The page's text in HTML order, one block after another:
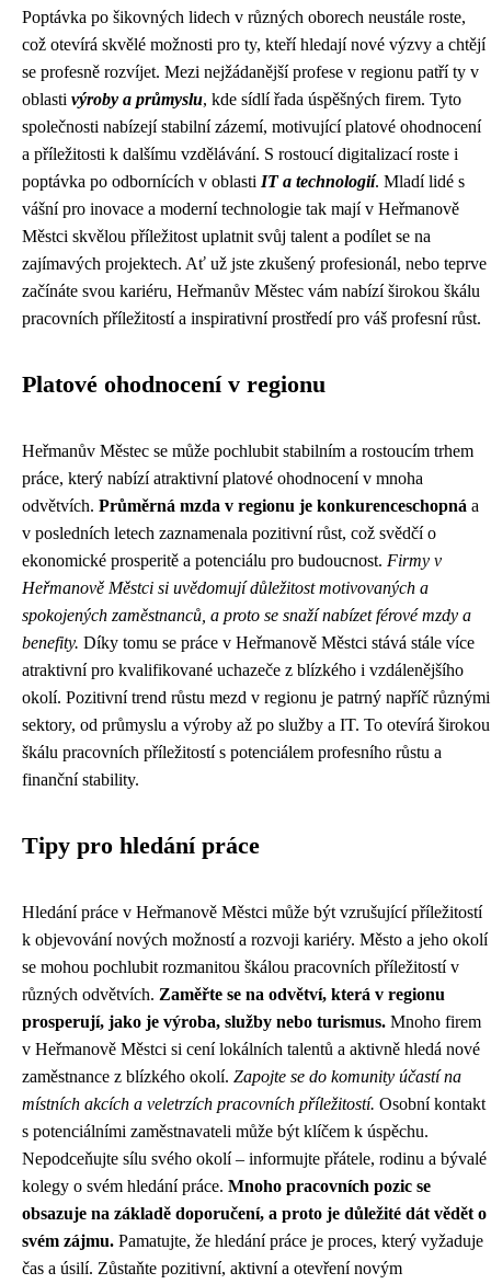
Poptávka po šikovných lidech v různých oborech neustále roste,
což otevírá skvělé možnosti pro ty, kteří hledají nové výzvy a chtějí
se profesně rozvíjet. Mezi nejžádanější profese v regionu patří ty v
oblasti výroby a průmyslu, kde sídlí řada úspěšných firem. Tyto
společnosti nabízejí stabilní zázemí, motivující platové ohodnocení
a příležitosti k dalšímu vzdělávání. S rostoucí digitalizací roste i
poptávka po odbornících v oblasti IT a technologií. Mladí lidé s
vášní pro inovace a moderní technologie tak mají v Heřmanově
Městci skvělou příležitost uplatnit svůj talent a podílet se na
zajímavých projektech. Ať už jste zkušený profesionál, nebo teprve
začínáte svou kariéru, Heřmanův Městec vám nabízí širokou škálu
pracovních příležitostí a inspirativní prostředí pro váš profesní růst.
Platové ohodnocení v regionu
Heřmanův Městec se může pochlubit stabilním a rostoucím trhem
práce, který nabízí atraktivní platové ohodnocení v mnoha
odvětvích. Průměrná mzda v regionu je konkurenceschopná a
v posledních letech zaznamenala pozitivní růst, což svědčí o
ekonomické prosperitě a potenciálu pro budoucnost. Firmy v
Heřmanově Městci si uvědomují důležitost motivovaných a
spokojených zaměstnanců, a proto se snaží nabízet férové ​​mzdy a
benefity. Díky tomu se práce v Heřmanově Městci stává stále více
atraktivní pro kvalifikované uchazeče z blízkého i vzdálenějšího
okolí. Pozitivní trend růstu mezd v regionu je patrný napříč různými
sektory, od průmyslu a výroby až po služby a IT. To otevírá širokou
škálu pracovních příležitostí s potenciálem profesního růstu a
finanční stability.
Tipy pro hledání práce
Hledání práce v Heřmanově Městci může být vzrušující příležitostí
k objevování nových možností a rozvoji kariéry. Město a jeho okolí
se mohou pochlubit rozmanitou škálou pracovních příležitostí v
různých odvětvích. Zaměřte se na odvětví, která v regionu
prosperují, jako je výroba, služby nebo turismus. Mnoho firem
v Heřmanově Městci si cení lokálních talentů a aktivně hledá nové
zaměstnance z blízkého okolí. Zapojte se do komunity účastí na
místních akcích a veletrzích pracovních příležitostí. Osobní kontakt
s potenciálními zaměstnavateli může být klíčem k úspěchu.
Nepodceňujte sílu svého okolí – informujte přátele, rodinu a bývalé
kolegy o svém hledání práce. Mnoho pracovních pozic se
obsazuje na základě doporučení, a proto je důležité dát vědět o
svém zájmu. Pamatujte, že hledání práce je proces, který vyžaduje
čas a úsilí. Zůstaňte pozitivní, aktivní a otevření novým